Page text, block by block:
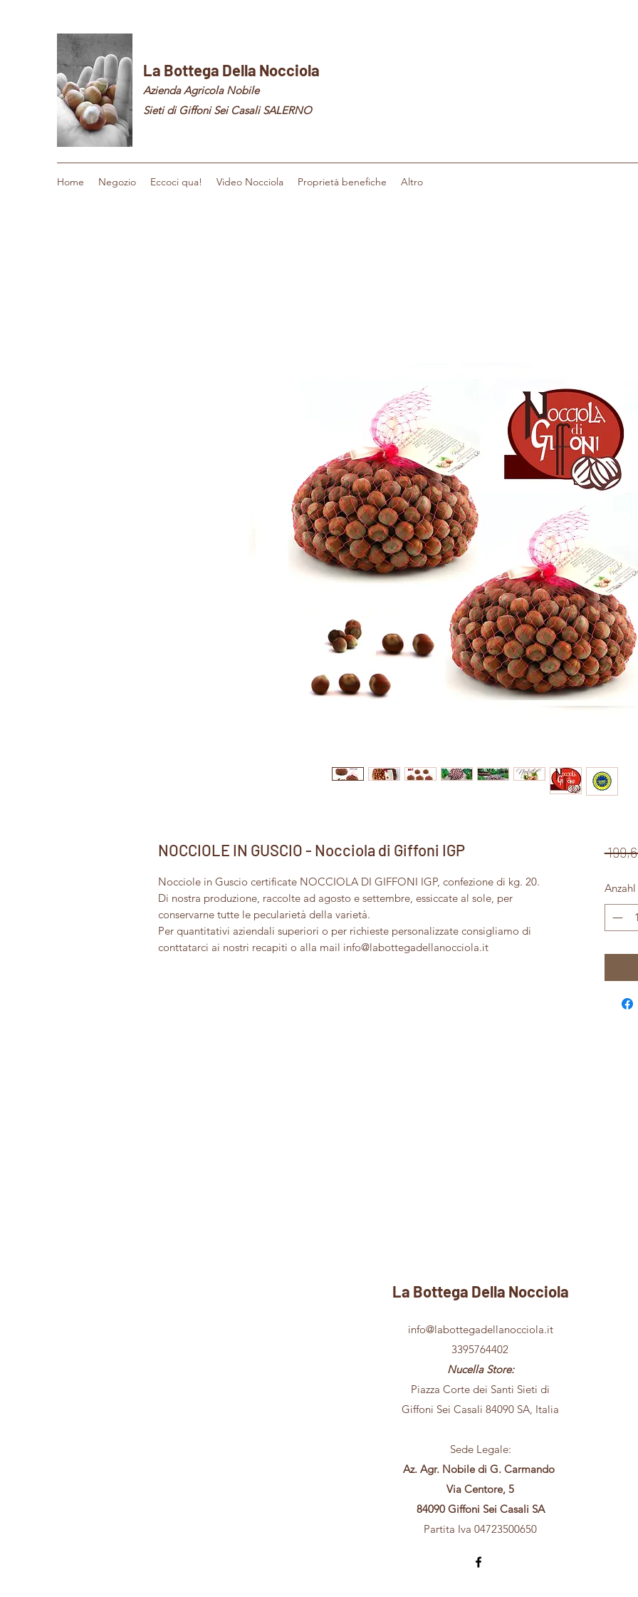
La Bottega Della Nocciola
Azienda Agricola Nobile
Sieti di Giffoni Sei Casali SALERNO
Home Negozio Eccoci qua! Video Nocciola Proprietà benefiche Altro
NOCCIOLE IN GUSCIO - Nocciola di Giffoni IGP
Nocciole in Guscio certificate NOCCIOLA DI GIFFONI IGP, confezione di kg. 20.
Di nostra produzione, raccolte ad agosto e settembre, essiccate al sole, per
conservarne tutte le pecularietà della varietà.
Per quantitativi aziendali superiori o per richieste personalizzate consigliamo di
conttatarci ai nostri recapiti o alla mail info@labottegadellanocciola.it
Anzahl
La Bottega Della Nocciola
info@labottegadellanocciola.it
3395764402
Nucella Store:
Piazza Corte dei Santi Sieti di
Giffoni Sei Casali 84090 SA, Italia
Sede Legale:
Az. Agr. Nobile di G. Carmando
Via Centore, 5
84090 Giffoni Sei Casali SA
Partita Iva 04723500650